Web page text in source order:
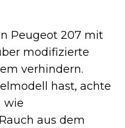
Peugeot 207 mit
modifizierte
verhindern.
hast, achte
wie
aus dem